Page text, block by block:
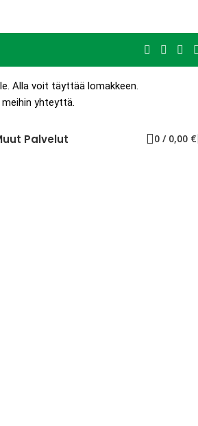
Alla voit täyttää lomakkeen.
yhteyttä.
Palvelut 0 / 0,00 €